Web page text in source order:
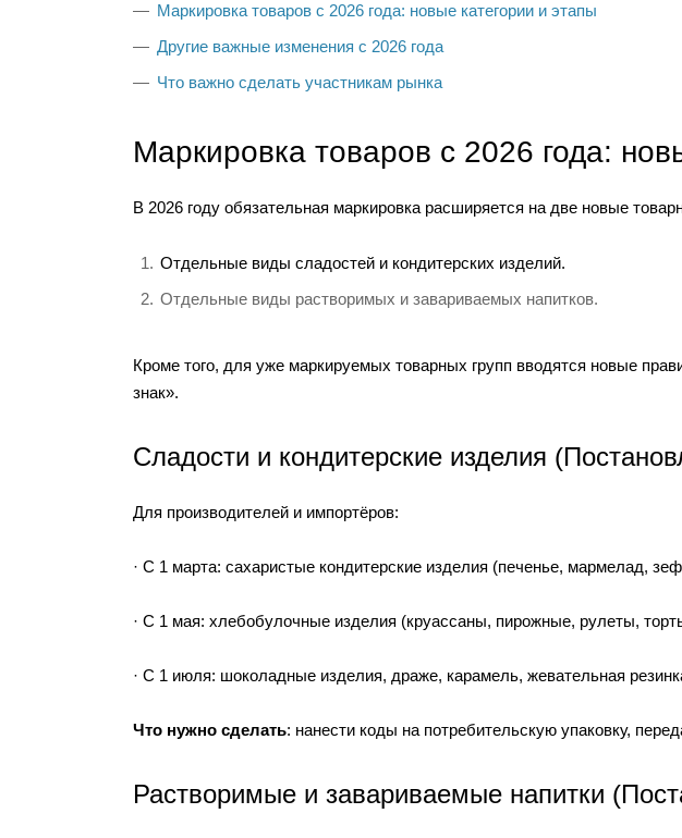
Маркировка товаров с 2026 года: новые категории и этапы
Другие важные изменения с 2026 года
Что важно сделать участникам рынка
Маркировка товаров с 2026 года:
В 2026 году обязательная маркировка расширяется на две новые
Отдельные виды сладостей и кондитерских изделий.
Отдельные виды растворимых и завариваемых напитков.
Кроме того, для уже маркируемых товарных групп вводятся новые
знак».
Сладости и кондитерские изделия
Для производителей и импортёров:
· С 1 марта: сахаристые кондитерские изделия (печенье, мармелад,
· С 1 мая: хлебобулочные изделия (круассаны, пирожные, рулеты,
· С 1 июля: шоколадные изделия, драже, карамель, жевательная
Что нужно сделать: нанести коды на потребительскую упаковку,
Растворимые и завариваемые напитки